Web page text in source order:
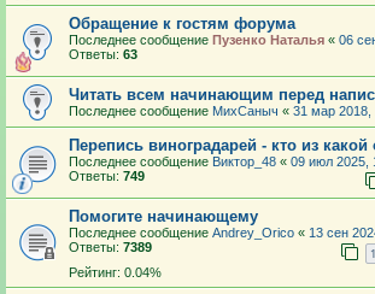
Обращение к гостям форума
Последнее сообщение Пузенко Наталья « 06
Ответы: 63
Читать всем начинающим перед
Последнее сообщение МихСаныч « 31 мар 2018,
Перепись виноградарей - кто из какой
Последнее сообщение Виктор_48 « 09 июл 2025,
Ответы: 749
Помогите начинающему
Последнее сообщение Andrey_Orico « 13 сен
Ответы: 7389 1
Рейтинг: 0.04%